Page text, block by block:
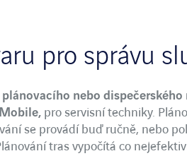
pro správu
plánovacího nebo dispečerského
pro servisní techniky.
se provádí buď ručně, nebo
tras vypočítá co